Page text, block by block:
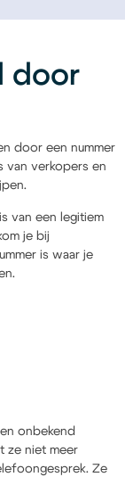
door
door een nummer
van verkopers en
van een legitiem
je bij
is waar je
onbekend
ze niet meer
Ze